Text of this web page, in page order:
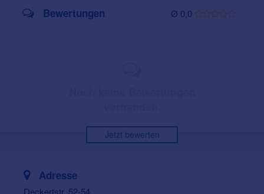
Ø 0,0
Bewertungen
Jetzt bewerten
Adresse
Deckertstr. 52-54